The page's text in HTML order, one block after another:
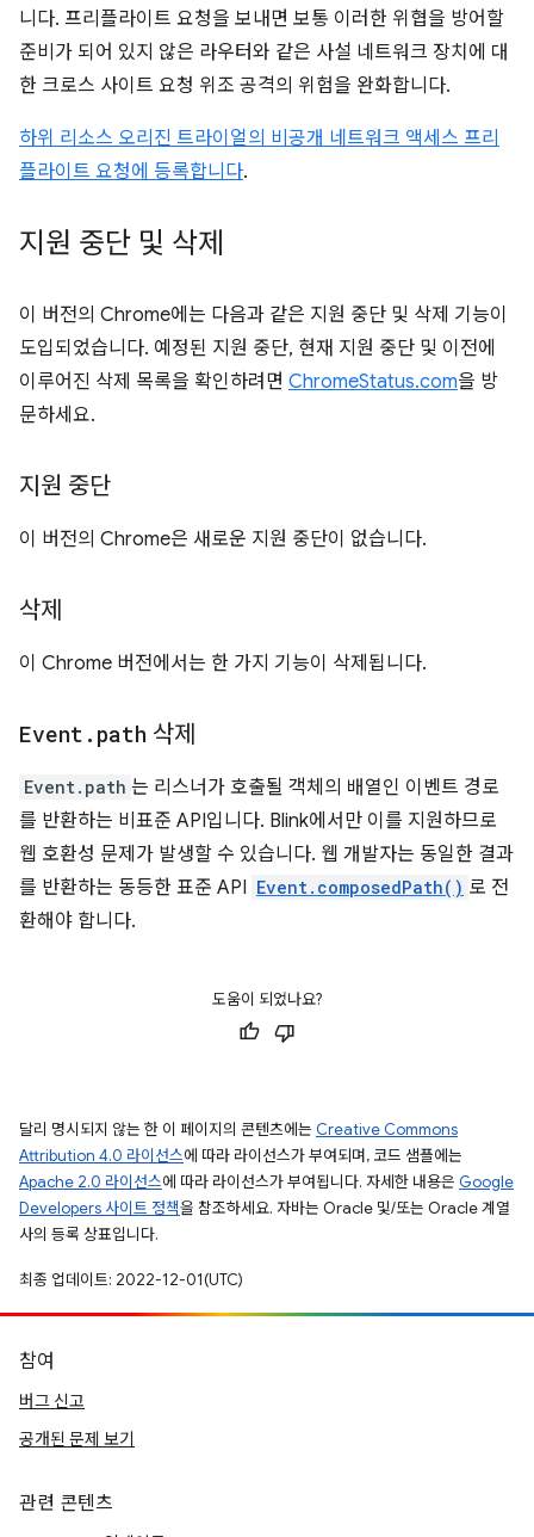
니다. 프리플라이트 요청을 보내면 보통 이러한 위협을 방어할
준비가 되어 있지 않은 라우터와 같은 사설 네트워크 장치에 대
한 크로스 사이트 요청 위조 공격의 위험을 완화합니다.
하위 리소스 오리진 트라이얼의 비공개 네트워크 액세스 프리
플라이트 요청에 등록합니다.
지원 중단 및 삭제
이 버전의 Chrome에는 다음과 같은 지원 중단 및 삭제 기능이
도입되었습니다. 예정된 지원 중단, 현재 지원 중단 및 이전에
이루어진 삭제 목록을 확인하려면 ChromeStatus.com을 방
문하세요.
지원 중단
이 버전의 Chrome은 새로운 지원 중단이 없습니다.
삭제
이 Chrome 버전에서는 한 가지 기능이 삭제됩니다.
Event . path 삭제
Event.path 는 리스너가 호출될 객체의 배열인 이벤트 경로
를 반환하는 비표준 API입니다. Blink에서만 이를 지원하므로
웹 호환성 문제가 발생할 수 있습니다. 웹 개발자는 동일한 결과
를 반환하는 동등한 표준 API Event.composedPath() 로 전
환해야 합니다.
도움이 되었나요?
달리 명시되지 않는 한 이 페이지의 콘텐츠에는 Creative Commons
Attribution 4.0 라이선스에 따라 라이선스가 부여되며, 코드 샘플에는
Apache 2.0 라이선스에 따라 라이선스가 부여됩니다. 자세한 내용은 Google
Developers 사이트 정책을 참조하세요. 자바는 Oracle 및/또는 Oracle 계열
사의 등록 상표입니다.
최종 업데이트: 2022-12-01(UTC)
참여
버그 신고
공개된 문제 보기
관련 콘텐츠